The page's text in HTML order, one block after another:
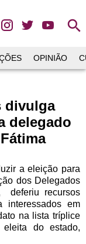
search
OPINIÃO
divulga
delegado
a eleição para
dos Delegados
deferiu recursos
interessados em
na lista tríplice
eleita do estado,